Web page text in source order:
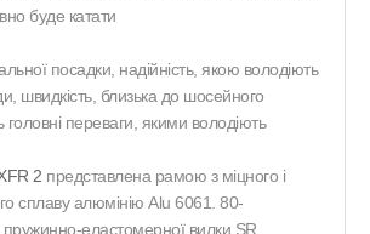
буде катати
посадки, надійність, якою володіють
швидкість, близька до шосейного
переваги, якими володіють
2 представлена ​​рамою з міцного і
сплаву алюмінію Alu 6061. 80-
пружинно-еластомерної вилки SR